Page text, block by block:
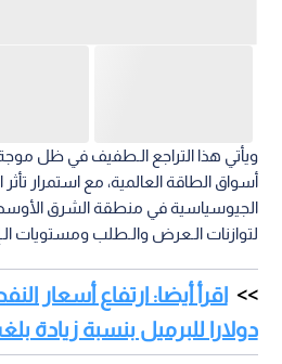
ويأتي هذا التراجع الـطفيف في ظل
أسواق الطاقة العالمية، مع استمرار تأثر
الجيوسياسية في منطقة الشرق الأوسط،
لتوازنات الـعرض والـطلب ومستويات
دولارا للبرميل بنسبة زيادة بلغت